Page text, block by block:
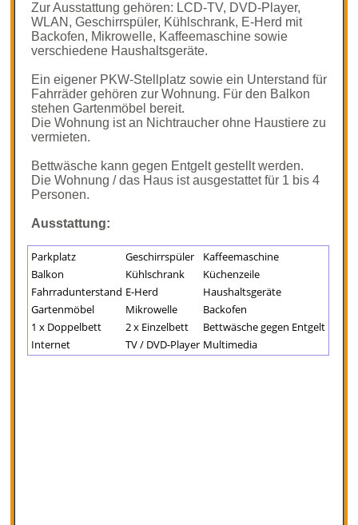
Zur Ausstattung gehören: LCD-TV, DVD-Player,
WLAN, Geschirrspüler, Kühlschrank, E-Herd mit
Backofen, Mikrowelle, Kaffeemaschine sowie
verschiedene Haushaltsgeräte.
Ein eigener PKW-Stellplatz sowie ein Unterstand für
Fahrräder gehören zur Wohnung. Für den Balkon
stehen Gartenmöbel bereit.
Die Wohnung ist an Nichtraucher ohne Haustiere zu
vermieten.
Bettwäsche kann gegen Entgelt gestellt werden.
Die Wohnung / das Haus ist ausgestattet für 1 bis 4
Personen.
Ausstattung:
Parkplatz Geschirrspüler
Kaffeemaschine
Balkon
Kühlschrank
Küchenzeile
Fahrradunterstand E-Herd
Haushaltsgeräte
Gartenmöbel
Mikrowelle
Backofen
1 x Doppelbett
2 x Einzelbett
Bettwäsche gegen Entgelt
Internet
TV / DVD-Player Multimedia